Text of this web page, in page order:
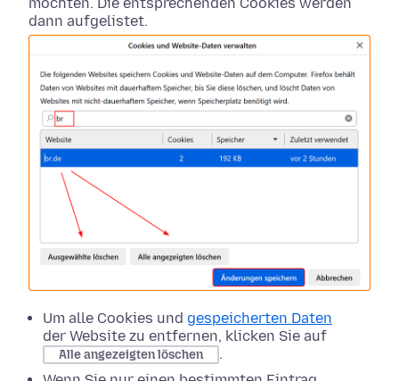
möchten. Die entsprechenden Cookies werden
dann aufgelistet.
Um alle Cookies und gespeicherten Daten
der Website zu entfernen, klicken Sie auf
Alle angezeigten löschen
.